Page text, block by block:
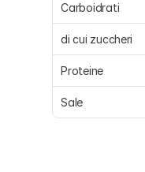
Carboidrati
di cui zuccheri
Proteine
Sale